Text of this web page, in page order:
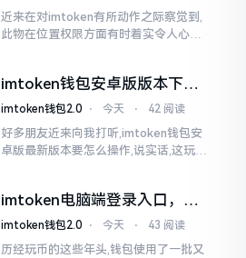
近来在对imtoken有所动作之际察觉到,
此物在位置权限方面有时着实令人心生
的模样
imtoken钱包安卓版版本下载
安装教程
imtoken钱包2.0 ⋅ 今天 ⋅ 42 阅读
好多朋友近来向我打听,imtoken钱包安
卓版最新版本要怎么操作,说实话,这玩意
0版本
imtoken电脑端登录入口，地
址在这里
imtoken钱包2.0 ⋅ 今天 ⋅ 43 阅读
历经玩币的这些年头,钱包使用了一批又